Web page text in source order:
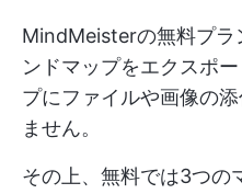
MindMeisterの無料プラ
ンドマップをエクスポ
プにファイルや画像の
ません。
その上、無料では3つの